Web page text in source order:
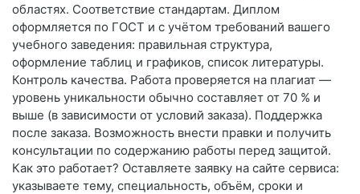
областях. Соответствие стандартам. Диплом
оформляется по ГОСТ и с учётом требований вашего
учебного заведения: правильная структура,
оформление таблиц и графиков, список литературы.
Контроль качества. Работа проверяется на плагиат —
уровень уникальности обычно составляет от 70 % и
выше (в зависимости от условий заказа). Поддержка
после заказа. Возможность внести правки и получить
консультации по содержанию работы перед защитой.
Как это работает? Оставляете заявку на сайте сервиса:
указываете тему, специальность, объём, сроки и